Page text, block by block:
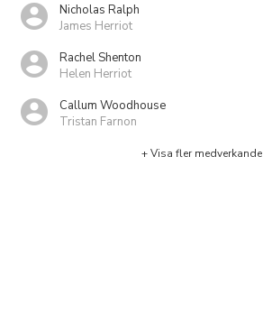
Nicholas Ralph
James Herriot
Rachel Shenton
Helen Herriot
Callum Woodhouse
Tristan Farnon
+ Visa fler medverkande